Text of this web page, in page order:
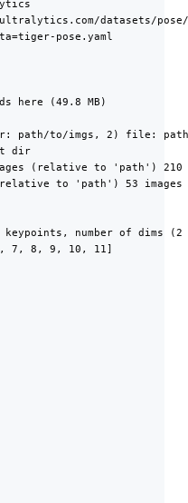
datasets/
pose.yaml
here (49.8 MB)
path/to/imgs, 2) file:
dir
(relative to 'path') 210
to 'path') 53 images
keypoints, number of
7, 8, 9, 10, 11]